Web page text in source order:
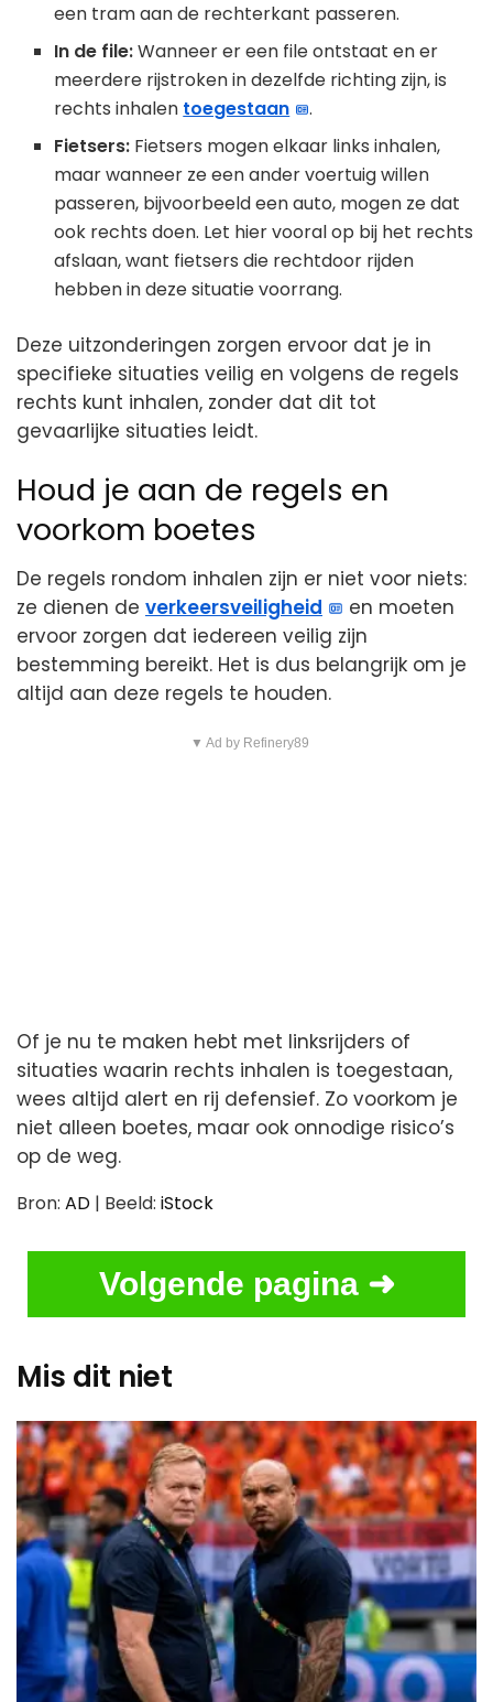
een tram aan de rechterkant passeren.
In de file:Wanneer er een file ontstaat en er
meerdere rijstroken in dezelfde richting zijn, is
rechts inhalen toegestaan
.
Fietsers: Fietsers mogen elkaar links inhalen,
maar wanneer ze een ander voertuig willen
passeren, bijvoorbeeld een auto, mogen ze dat
ook rechts doen. Let hier vooral op bij het rechts
afslaan, want fietsers die rechtdoor rijden
hebben in deze situatie voorrang.
Deze uitzonderingen zorgen ervoor dat je in
specifieke situaties veilig en volgens de regels
rechts kunt inhalen, zonder dat dit tot
gevaarlijke situaties leidt.
Houd je aan de regels en
voorkom boetes
De regels rondom inhalen zijn er niet voor niets:
ze dienen de verkeersveiligheid
en moeten
ervoor zorgen dat iedereen veilig zijn
bestemming bereikt. Het is dus belangrijk om je
altijd aan deze regels te houden.
▼ Ad by Refinery89
Of je nu te maken hebt met linksrijders of
situaties waarin rechts inhalen is toegestaan,
wees altijd alert en rij defensief. Zo voorkom je
niet alleen boetes, maar ook onnodige risico’s
op de weg.
Bron: AD | Beeld: iStock
Volgende pagina ➜
Mis dit niet